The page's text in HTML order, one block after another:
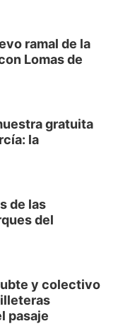
ramal de la
Lomas de
gratuita
la
de las
del
y colectivo
pasaje